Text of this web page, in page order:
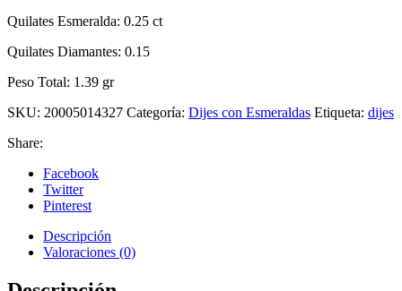
Quilates Esmeralda: 0.25 ct
Quilates Diamantes: 0.15
Peso Total: 1.39 gr
SKU: 20005014327 Categoría: Dijes con Esmeraldas Etiqueta: dijes
Share:
Facebook
Twitter
Pinterest
Descripción
Valoraciones (0)